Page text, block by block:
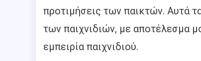
προτιμήσεις των παικτών. Αυτά
των παιχνιδιών, με αποτέλεσμα
εμπειρία παιχνιδιού.